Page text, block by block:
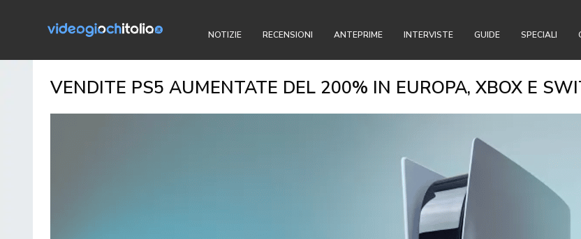
NOTIZIE RECENSIONI ANTEPRIME INTERVISTE GUIDE SPECIALI
VENDITE PS5 AUMENTATE DEL 200% IN EUROPA, XBOX E